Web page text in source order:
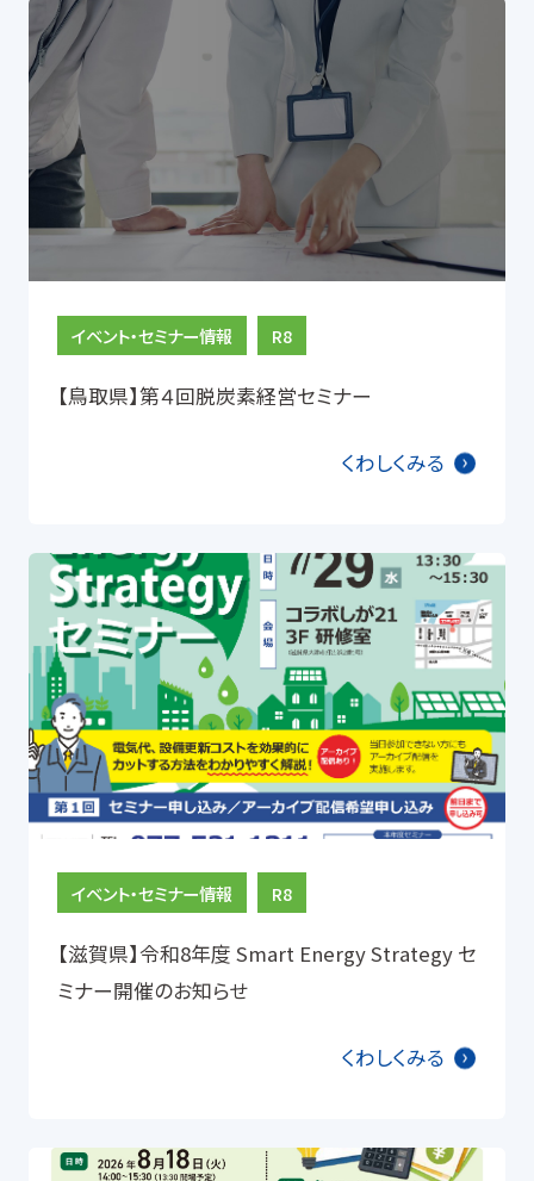
イベント・セミナー情報 R8
【鳥取県】第４回脱炭素経営セミナー
くわしくみる
イベント・セミナー情報 R8
【滋賀県】令和8年度 Smart Energy Strategy セ
ミナー開催のお知らせ
くわしくみる